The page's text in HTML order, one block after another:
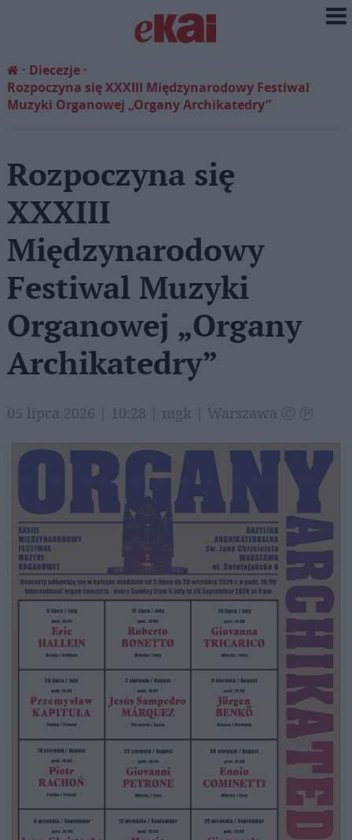
Diecezje
Rozpoczyna się XXXIII Międzynarodowy Festiwal
Muzyki Organowej „Organy Archikatedry”
Rozpoczyna się
XXXIII
Międzynarodowy
Festiwal Muzyki
Organowej „Organy
Archikatedry”
05 lipca 2026 | 10:28 | mgk | Warszawa Ⓒ Ⓟ